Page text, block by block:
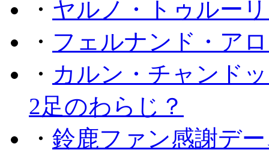
・ ヤルノ・トゥルー
・ フェルナンド・ア
・ カルン・チャンド
2足のわらじ？
・ 鈴鹿ファン感謝デ